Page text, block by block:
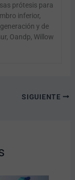
prótesis para
inferior,
y de
Oandp, Willow
SIGUIENTE